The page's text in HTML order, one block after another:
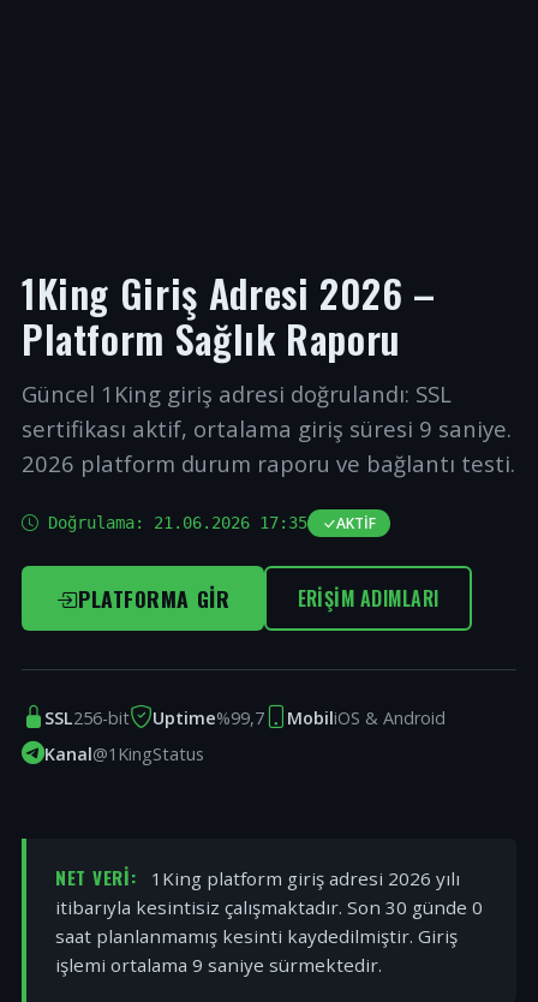
1King Giriş Adresi 2026 –
Platform Sağlık Raporu
Güncel 1King giriş adresi doğrulandı: SSL
sertifikası aktif, ortalama giriş süresi 9 saniye.
2026 platform durum raporu ve bağlantı testi.
Doğrulama: 21.06.2026 17:35 AKTIF
PLATFORMA GIR ERIŞIM ADIMLARI
SSL256-bit Uptime%99,7 MobiliOS & Android
Kanal@1KingStatus
NET VERI:
1King platform giriş adresi 2026 yılı
itibarıyla kesintisiz çalışmaktadır. Son 30 günde 0
saat planlanmamış kesinti kaydedilmiştir. Giriş
işlemi ortalama 9 saniye sürmektedir.